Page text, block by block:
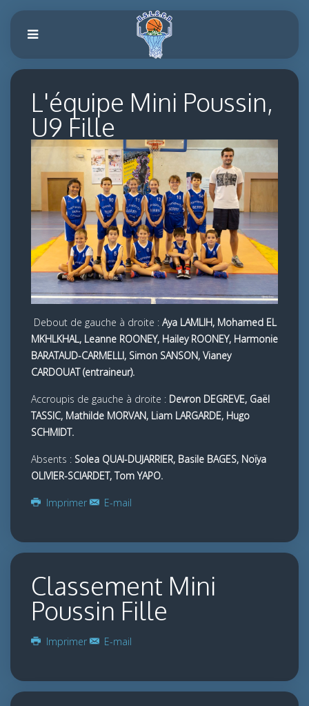
L'équipe Mini Poussin,
U9 Fille
Debout de gauche à droite : Aya LAMLIH, Mohamed EL
MKHLKHAL, Leanne ROONEY, Hailey ROONEY, Harmonie
BARATAUD-CARMELLI, Simon SANSON, Vianey
CARDOUAT (entraineur).
Accroupis de gauche à droite : Devron DEGREVE, Gaël
TASSIC, Mathilde MORVAN, Liam LARGARDE, Hugo
SCHMIDT.
Absents : Solea QUAI-DUJARRIER, Basile BAGES, Noïya
OLIVIER-SCIARDET, Tom YAPO.
Imprimer E-mail
Classement Mini
Poussin Fille
Imprimer E-mail